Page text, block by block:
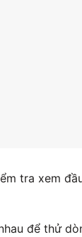
tra xem
để thử